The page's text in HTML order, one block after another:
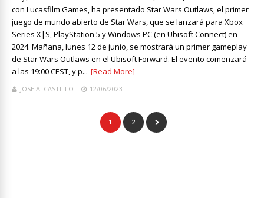
con Lucasfilm Games, ha presentado Star Wars Outlaws, el primer
juego de mundo abierto de Star Wars, que se lanzará para Xbox
Series X|S, PlayStation 5 y Windows PC (en Ubisoft Connect) en
2024. Mañana, lunes 12 de junio, se mostrará un primer gameplay
de Star Wars Outlaws en el Ubisoft Forward. El evento comenzará
a las 19:00 CEST, y p... [Read More]
JOSE A. CASTILLO 12/06/2023
1 2